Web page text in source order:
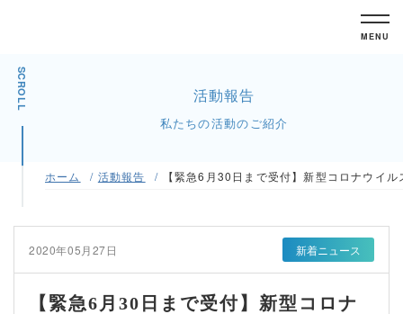
MENU
SCROLL 活動報告
私たちの活動のご紹介
ホーム 活動報告 【緊急6月30日まで受付】新型コロナウイ
2020年05月27日 新着ニュース
【緊急6月30日まで受付】新型コロナ